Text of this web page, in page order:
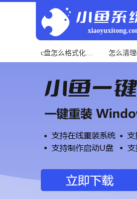
c盘怎么格式化教
程
怎么清
程